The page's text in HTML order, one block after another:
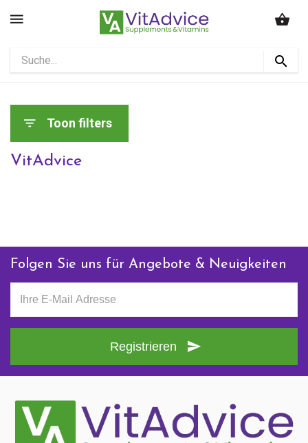
Toon filters
VitAdvice
Folgen Sie uns für Angebote & Neuigkeiten
Registrieren